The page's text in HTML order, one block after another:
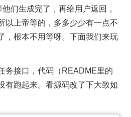
们生成完了，再给用户返回，
以上帝等的，多多少少有一点不
，根本不用等呀。下面我们来玩
务接口，代码（README里的
有跑起来。看源码改了下大致如